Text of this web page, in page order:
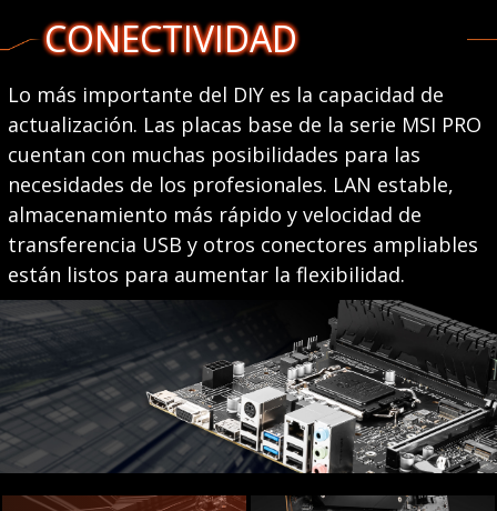
CONECTIVIDAD
Lo más importante del DIY es la capacidad de
actualización. Las placas base de la serie MSI PRO
cuentan con muchas posibilidades para las
necesidades de los profesionales. LAN estable,
almacenamiento más rápido y velocidad de
transferencia USB y otros conectores ampliables
están listos para aumentar la flexibilidad.